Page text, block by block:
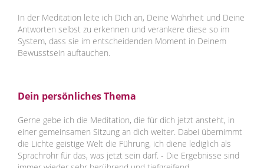
In der Meditation leite ich Dich an, Deine Wahrheit und Deine
Antworten selbst zu erkennen und verankere diese so im
System, dass sie im entscheidenden Moment in Deinem
Bewusstsein auftauchen.
Dein persönliches Thema
Gerne gebe ich die Meditation, die für dich jetzt ansteht, in
einer gemeinsamen Sitzung an dich weiter. Dabei übernimmt
die Lichte geistige Welt die Führung, ich diene lediglich als
Sprachrohr für das, was jetzt sein darf. - Die Ergebnisse sind